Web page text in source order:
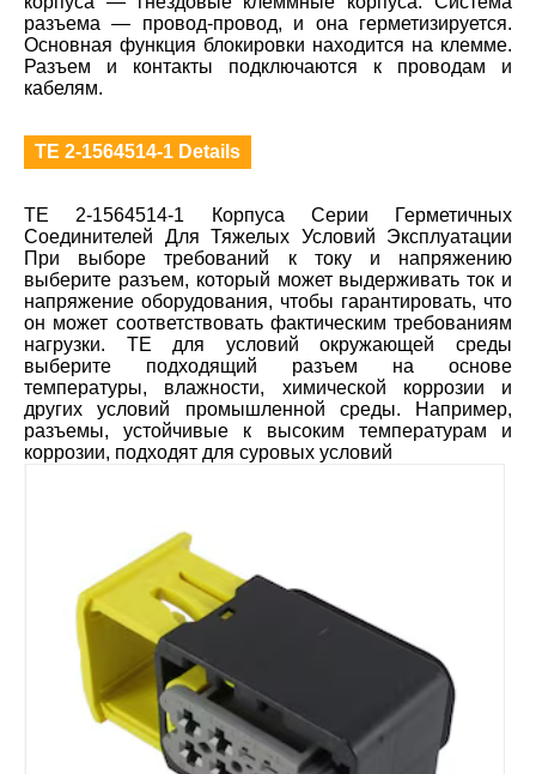
разъема — провод-провод, и она герметизируется.
Основная функция блокировки находится на клемме.
Разъем и контакты подключаются к проводам и
кабелям.
TE 2-1564514-1 Details
TE 2-1564514-1 Корпуса Серии Герметичных
Соединителей Для Тяжелых Условий Эксплуатации
При выборе требований к току и напряжению
выберите разъем, который может выдерживать ток и
напряжение оборудования, чтобы гарантировать, что
он может соответствовать фактическим требованиям
нагрузки. TE для условий окружающей среды
выберите подходящий разъем на основе
температуры, влажности, химической коррозии и
других условий промышленной среды. Например,
разъемы, устойчивые к высоким температурам и
коррозии, подходят для суровых условий